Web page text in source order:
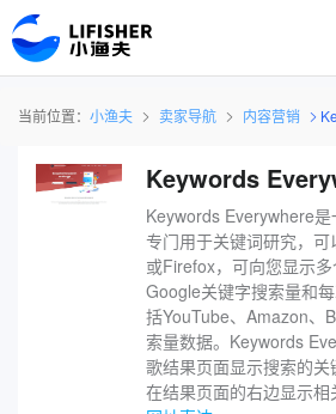
当前位置： 小渔夫 卖家导航 内容营销
Keywords
Keywords Everywhere是
专门用于关键词研究，
或Firefox，可向您显示
Google关键字搜索量和
括YouTube、Amazon​、
索量数据。Keywords
歌结果页面显示搜索的
在结果页面的右边显示相